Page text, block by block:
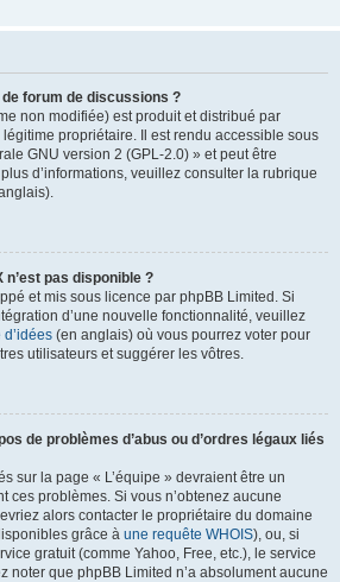
forum de discussions ?
non modifiée) est produit et distribué par
légitime propriétaire. Il est rendu accessible sous
GNU version 2 (GPL-2.0) » et peut être
d’informations, veuillez consulter la rubrique
n’est pas disponible ?
et mis sous licence par phpBB Limited. Si
d’une nouvelle fonctionnalité, veuillez
(en anglais) où vous pourrez voter pour
utilisateurs et suggérer les vôtres.
de problèmes d’abus ou d’ordres légaux liés
sur la page « L’équipe » devraient être un
ces problèmes. Si vous n’obtenez aucune
alors contacter le propriétaire du domaine
grâce à une requête WHOIS), ou, si
gratuit (comme Yahoo, Free, etc.), le service
noter que phpBB Limited n’a absolument aucune